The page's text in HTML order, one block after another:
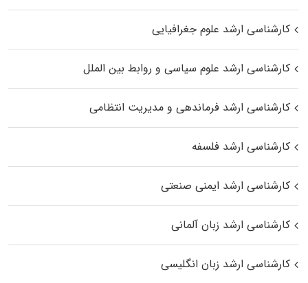
کارشناسی ارشد علوم جغرافیایی
کارشناسی ارشد علوم سیاسی و روابط بین الملل
کارشناسی ارشد فرماندهی و مدیریت انتظامی
کارشناسی ارشد فلسفه
کارشناسی ارشد ایمنی صنعتی
کارشناسی ارشد زبان آلمانی
کارشناسی ارشد زبان انگلیسی